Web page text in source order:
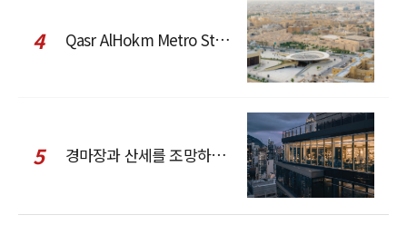
4 Qasr AlHokm Metro Station, 구도심과 현대 공공 인프라의 접점을 제안하다
5 경마장과 산세를 조망하는 CCD Hong Kong Creative Center